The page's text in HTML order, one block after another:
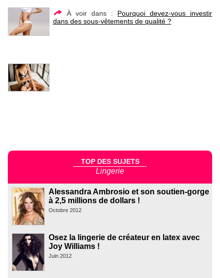
À voir dans : Pourquoi devez-vous investir
dans des sous-vêtements de qualité ?
TOP DES SUJETS
Lingerie
Alessandra Ambrosio et son soutien-gorge
à 2,5 millions de dollars !
Octobre 2012
Osez la lingerie de créateur en latex avec
Joy Williams !
Juin 2012